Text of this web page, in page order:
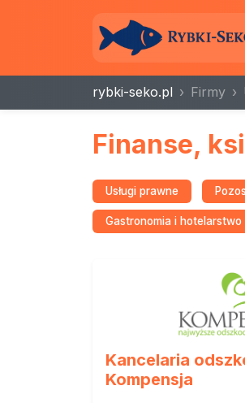
rybki-seko.pl Firmy
Finanse,
Usługi prawne
Gastronomia i hotelarstwo
Kancelaria
Kompensja